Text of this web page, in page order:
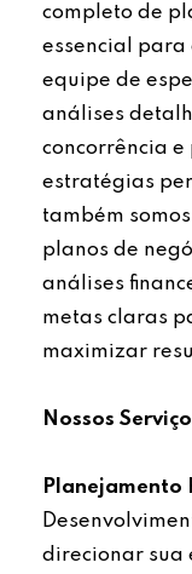
completo de
essencial para
equipe de
análises
concorrência
estratégias
também
planos de
análises
metas claras
maximizar
Nossos
Planejamento
direcionar sua